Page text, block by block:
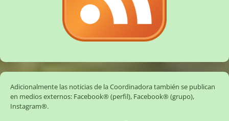
Adicionalmente las noticias de la Coordinadora también se publican
en medios externos: Facebook® (perfil), Facebook® (grupo),
Instagram®.